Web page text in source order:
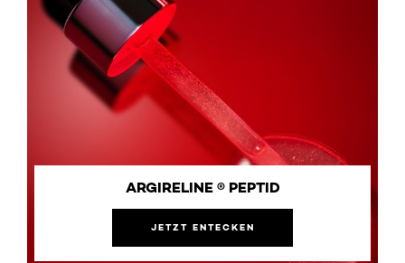
ARGIRELINE ® PEPTID
JETZT ENTECKEN